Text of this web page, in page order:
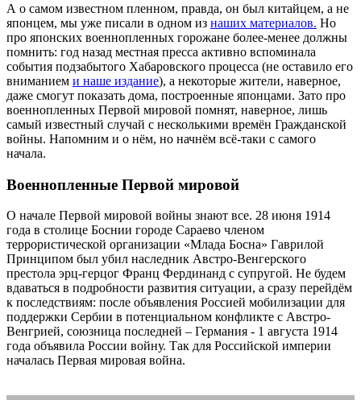
А о самом известном пленном, правда, он был китайцем, а не
японцем, мы уже писали в одном из наших материалов. Но
про японских военнопленных горожане более-менее должны
помнить: год назад местная пресса активно вспоминала
события подзабытого Хабаровского процесса (не оставило его
вниманием и наше издание), а некоторые жители, наверное,
даже смогут показать дома, построенные японцами. Зато про
военнопленных Первой мировой помнят, наверное, лишь
самый известный случай с несколькими времён Гражданской
войны. Напомним и о нём, но начнём всё-таки с самого
начала.
Военнопленные Первой мировой
О начале Первой мировой войны знают все. 28 июня 1914
года в столице Боснии городе Сараево членом
террористической организации «Млада Босна» Гаврилой
Принципом был убил наследник Австро-Венгерского
престола эрц-герцог Франц Фердинанд с супругой. Не будем
вдаваться в подробности развития ситуации, а сразу перейдём
к последствиям: после объявления Россией мобилизации для
поддержки Сербии в потенциальном конфликте с Австро-
Венгрией, союзница последней – Германия - 1 августа 1914
года объявила России войну. Так для Российской империи
началась Первая мировая война.